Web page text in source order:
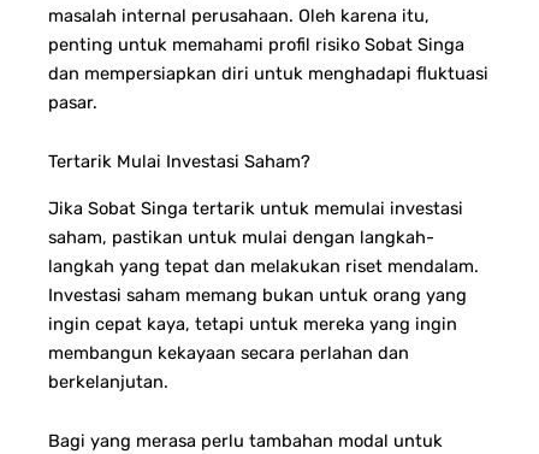
masalah internal perusahaan. Oleh karena itu,
penting untuk memahami profil risiko Sobat Singa
dan mempersiapkan diri untuk menghadapi fluktuasi
pasar.
Tertarik Mulai Investasi Saham?
Jika Sobat Singa tertarik untuk memulai investasi
saham, pastikan untuk mulai dengan langkah-
langkah yang tepat dan melakukan riset mendalam.
Investasi saham memang bukan untuk orang yang
ingin cepat kaya, tetapi untuk mereka yang ingin
membangun kekayaan secara perlahan dan
berkelanjutan.
Bagi yang merasa perlu tambahan modal untuk